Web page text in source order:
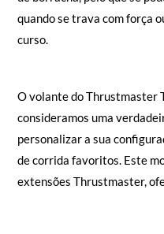
quando se trava com força
curso.
O volante do Thrustmaster
consideramos uma
personalizar a sua
de corrida favoritos. Este
extensões Thrustmaster,